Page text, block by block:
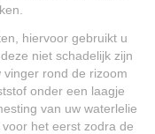
hiervoor gebruikt u
niet schadelijk zijn
rond de rizoom
onder een laagje
van uw waterlelie
het eerst zodra de